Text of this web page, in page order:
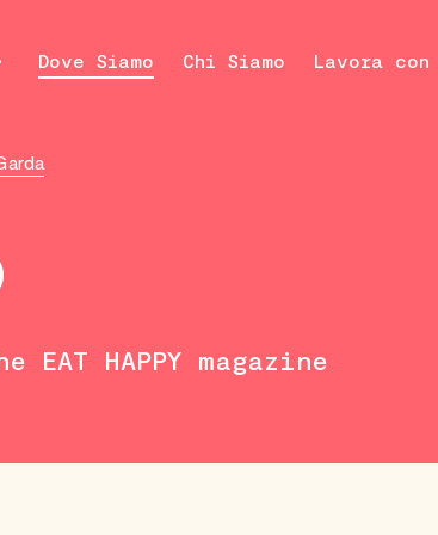
Dove Siamo Chi Siamo Lavora
HAPPY magazine